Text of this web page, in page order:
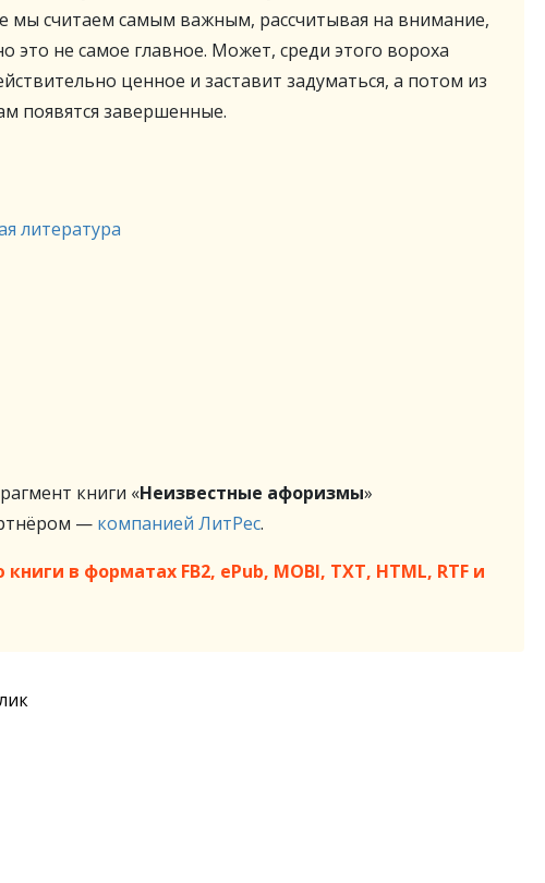
мы считаем самым важным, рассчитывая на внимание,
это не самое главное. Может, среди этого вороха
ценное и заставит задуматься, а потом из
появятся завершенные.
литература
книги «Неизвестные афоризмы»
— компанией ЛитРес.
в форматах FB2, ePub, MOBI, TXT, HTML, RTF и